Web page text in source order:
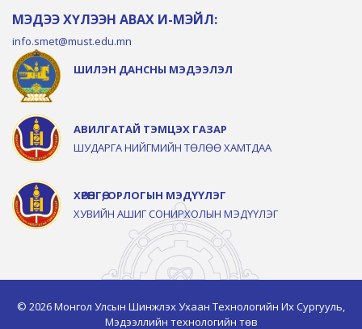
МЭДЭЭ ХҮЛЭЭН АВАХ И-МЭЙЛ:
info.smet@must.edu.mn
ШИЛЭН ДАНСНЫ МЭДЭЭЛЭЛ
АВИЛГАТАЙ ТЭМЦЭХ ГАЗАР
ШУДАРГА НИЙГМИЙН ТӨЛӨӨ ХАМТДАА
ХӨРӨНГӨ, ОРЛОГЫН МЭДҮҮЛЭГ
ХУВИЙН АШИГ СОНИРХОЛЫН МЭДҮҮЛЭГ
© 2026 Монгол Улсын Шинжлэх Ухаан Технологийн Их Сургууль,
Мэдээллийн технологийн төв